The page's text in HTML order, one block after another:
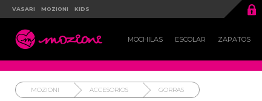
VASARI MOZIONI KIDS 
 MOCHILAS ESCOLAR ZAPATOS
MOZIONI ACCESORIOS GORRAS